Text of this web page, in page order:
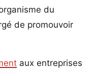
du
de promouvoir
aux entreprises